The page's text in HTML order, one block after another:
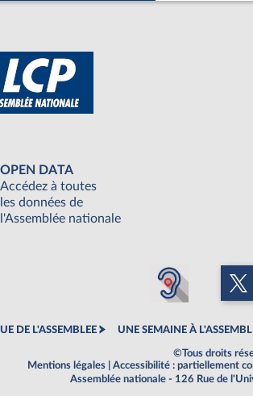
OPEN DATA
Accédez à toutes
les données de
l'Assemblée nationale
DE L'ASSEMBLEE UNE SEMAINE À
©Tous droits
Mentions légales
Accessibilité : partiellement
Assemblée nationale - 126 Rue de